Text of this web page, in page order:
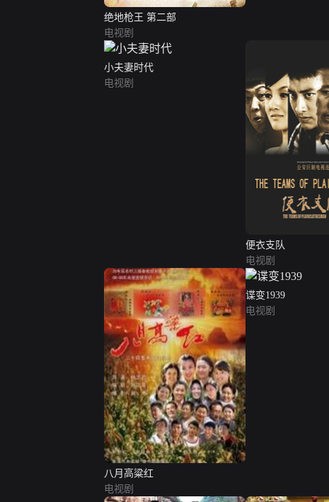
绝地枪王 第二部
电视剧
小夫妻时代
电视剧
便衣支队
电视剧
八月高粱红
电视剧
谍变1939
电视剧